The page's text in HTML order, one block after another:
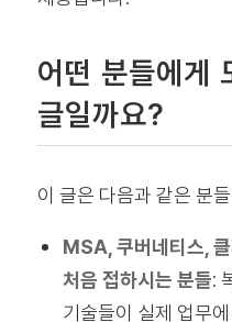
어떤 분들에게
글일까요?
이 글은 다음과 같은 분
MSA, 쿠버네티스,
처음 접하시는 분들:
기술들이 실제 업무